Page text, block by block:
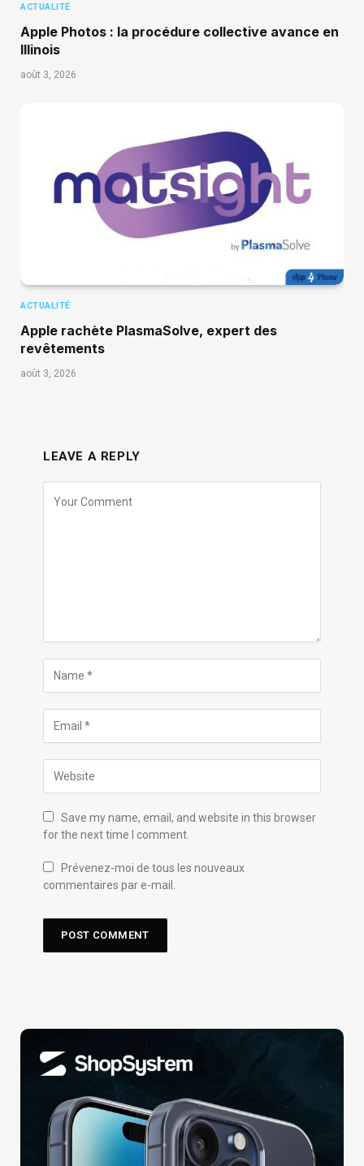
ACTUALITÉ
Apple Photos : la procédure collective avance en
Illinois
août 3, 2026
ACTUALITÉ
Apple rachète PlasmaSolve, expert des
revêtements
août 3, 2026
LEAVE A REPLY
Save my name, email, and website in this browser
for the next time I comment.
Prévenez-moi de tous les nouveaux
commentaires par e-mail.